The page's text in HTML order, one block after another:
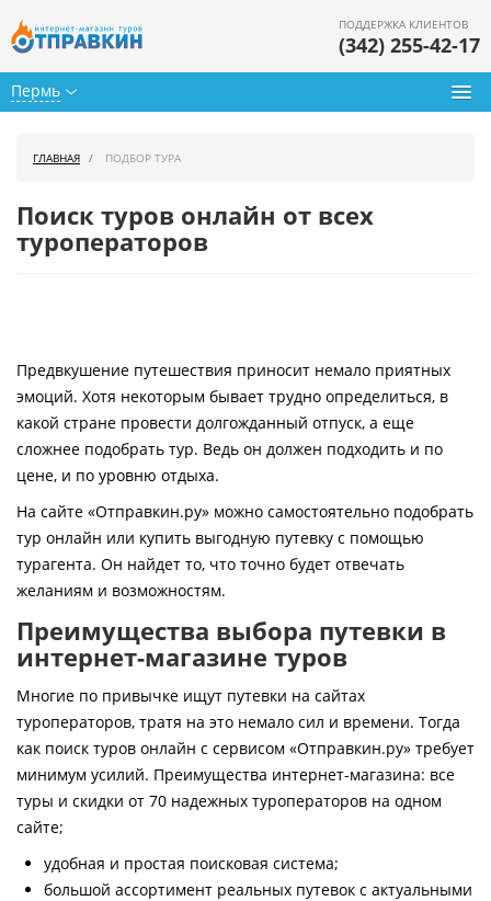
Пермь
ПОДДЕРЖКА КЛИЕНТОВ
(342) 255-42-17
Горящие туры
Страны
Как купить
Контакты
ГЛАВНАЯ ПОДБОР ТУРА
Поиск туров онлайн от всех
туроператоров
Предвкушение путешествия приносит немало приятных
эмоций. Хотя некоторым бывает трудно определиться, в
какой стране провести долгожданный отпуск, а еще
сложнее подобрать тур. Ведь он должен подходить и по
цене, и по уровню отдыха.
На сайте «Отправкин.ру» можно самостоятельно подобрать
тур онлайн или купить выгодную путевку с помощью
турагента. Он найдет то, что точно будет отвечать
желаниям и возможностям.
Преимущества выбора путевки в
интернет-магазине туров
Многие по привычке ищут путевки на сайтах
туроператоров, тратя на это немало сил и времени. Тогда
как поиск туров онлайн с сервисом «Отправкин.ру» требует
минимум усилий. Преимущества интернет-магазина: все
туры и скидки от 70 надежных туроператоров на одном
сайте;
удобная и простая поисковая система;
большой ассортимент реальных путевок с актуальными